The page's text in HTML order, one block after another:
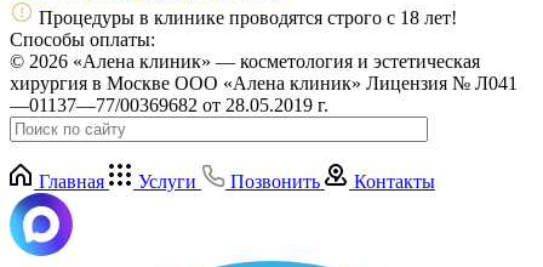
Процедуры в клинике проводятся строго с 18 лет!
Способы оплаты:
© 2026 «Алена клиник» — косметология и эстетическая
хирургия в Москве ООО «Алена клиник» Лицензия № Л041
—01137—77/00369682 от 28.05.2019 г.
Главная Услуги Позвонить Контакты